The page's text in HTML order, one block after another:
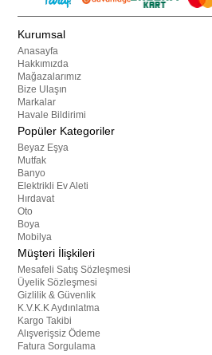
Kurumsal
Anasayfa
Hakkımızda
Mağazalarımız
Bize Ulaşın
Markalar
Havale Bildirimi
Popüler Kategoriler
Beyaz Eşya
Mutfak
Banyo
Elektrikli Ev Aleti
Hırdavat
Oto
Boya
Mobilya
Müşteri İlişkileri
Mesafeli Satış Sözleşmesi
Üyelik Sözleşmesi
Gizlilik & Güvenlik
K.V.K.K Aydınlatma
Kargo Takibi
Alışverişsiz Ödeme
Fatura Sorgulama